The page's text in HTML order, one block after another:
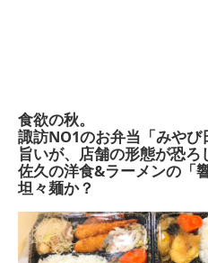
食欲の秋。
諏訪NO1のお弁当「みやび
旨いが、店舗の形態が恐ろ
佐久の洋食&ラーメンの「
坦々麺か？